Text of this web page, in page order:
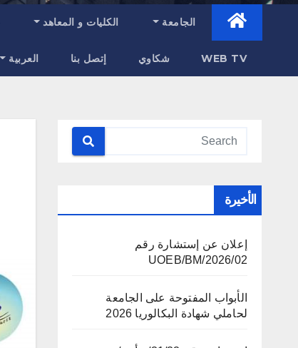
الجامعة الكليات و المعاهد
WEB TV شكاوي إتصل بنا العربية
الأخيرة
إعلان عن إستشارة رقم
02/UOEB/BM/2026
الأبواب المفتوحة على الجامعة
لحاملي شهادة البكالوريا 2026